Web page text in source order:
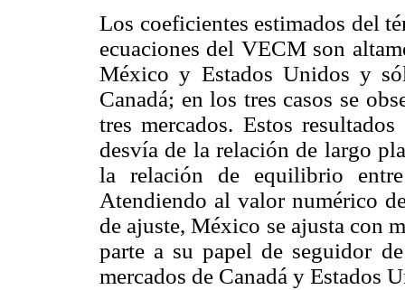
Los coeficientes estimados del
ecuaciones del VECM son
México y Estados Unidos y
Canadá; en los tres casos se
tres mercados. Estos
desvía de la relación de largo
la relación de equilibrio
Atendiendo al valor numérico
de ajuste, México se ajusta con
parte a su papel de seguidor
mercados de Canadá y Estados